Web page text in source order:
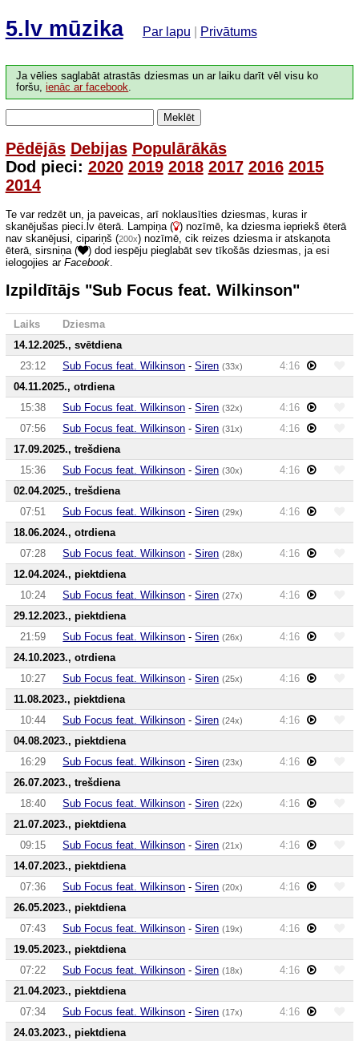
5.lv mūzika Par lapu Privātums
Ja vēlies saglabāt atrastās dziesmas un ar laiku darīt vēl visu ko
foršu,ienāc ar facebook.
Meklēt
Pēdējās Debijas Populārākās
Dod pieci: 2020 2019 2018 2017 2016 2015
2014
Te var redzēt un, ja paveicas, arī noklausīties dziesmas, kuras ir
skanējušas pieci.lv ēterā. Lampiņa ( ) nozīmē, ka dziesma iepriekš ēterā
nav skanējusi, cipariņš (200x) nozīmē, cik reizes dziesma ir atskaņota
ēterā, sirsniņa (
) dod iespēju pieglabāt sev tīkošās dziesmas, ja esi
ielogojies ar Facebook.
Izpildītājs "Sub Focus feat. Wilkinson"
Laiks
Dziesma
14.12.2025., svētdiena
23:12
Sub Focus feat. Wilkinson -Siren (33x)
4:16
04.11.2025., otrdiena
15:38
Sub Focus feat. Wilkinson -Siren (32x)
4:16
07:56
Sub Focus feat. Wilkinson -Siren (31x)
4:16
17.09.2025., trešdiena
15:36
Sub Focus feat. Wilkinson -Siren (30x)
4:16
02.04.2025., trešdiena
07:51
Sub Focus feat. Wilkinson -Siren (29x)
4:16
18.06.2024., otrdiena
07:28
Sub Focus feat. Wilkinson -Siren (28x)
4:16
12.04.2024., piektdiena
10:24
Sub Focus feat. Wilkinson -Siren (27x)
4:16
29.12.2023., piektdiena
21:59
Sub Focus feat. Wilkinson -Siren (26x)
4:16
24.10.2023., otrdiena
10:27
Sub Focus feat. Wilkinson -Siren (25x)
4:16
11.08.2023., piektdiena
10:44
Sub Focus feat. Wilkinson -Siren (24x)
4:16
04.08.2023., piektdiena
16:29
Sub Focus feat. Wilkinson -Siren (23x)
4:16
26.07.2023., trešdiena
18:40
Sub Focus feat. Wilkinson -Siren (22x)
4:16
21.07.2023., piektdiena
09:15
Sub Focus feat. Wilkinson -Siren (21x)
4:16
14.07.2023., piektdiena
07:36
Sub Focus feat. Wilkinson -Siren (20x)
4:16
26.05.2023., piektdiena
07:43
Sub Focus feat. Wilkinson -Siren (19x)
4:16
19.05.2023., piektdiena
07:22
Sub Focus feat. Wilkinson -Siren (18x)
4:16
21.04.2023., piektdiena
07:34
Sub Focus feat. Wilkinson -Siren (17x)
4:16
24.03.2023., piektdiena